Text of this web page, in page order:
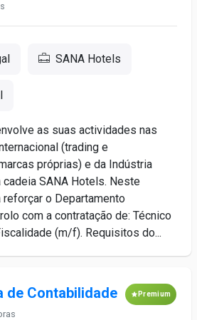
SANA Hotels
as suas actividades nas
(trading e
próprias) e da Indústria
SANA Hotels. Neste
o Departamento
com a contratação de: Técnico
(m/f). Requisitos do...
de Contabilidade Premium